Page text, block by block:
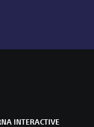
INTERACTIVE